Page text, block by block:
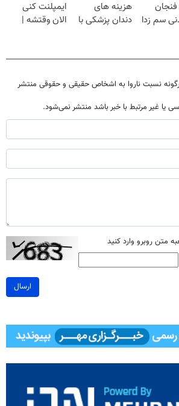
سم زدا
هزینه های
دندان پزشکی با
ایمپلنت کنی
الان وقتشه |
نسبت ناروا به اشخاص حقیقی و حقوقی منتشر
یا غیر مرتبط با خبر باشد منتشر نمی‌شود.
متن روبرو وارد کنید
ارسال